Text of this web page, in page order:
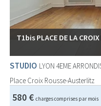
T1bis PLACE DE LA
STUDIO LYON 4EME
Place Croix Rousse-Austerlitz
580 € charges comprises par mois